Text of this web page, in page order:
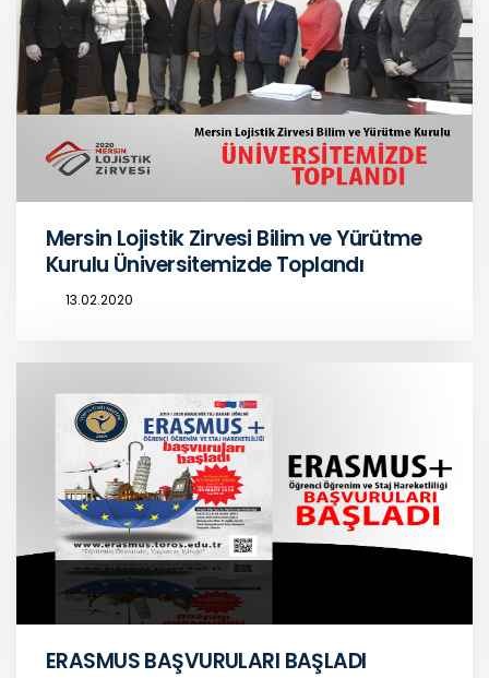
Mersin Lojistik Zirvesi Bilim ve Yürütme
Kurulu Üniversitemizde Toplandı
13.02.2020
ERASMUS BAŞVURULARI BAŞLADI